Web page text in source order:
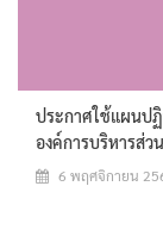
ประกาศใช้แผนป
องค์การบริหารส่
6 พฤศจิกายน